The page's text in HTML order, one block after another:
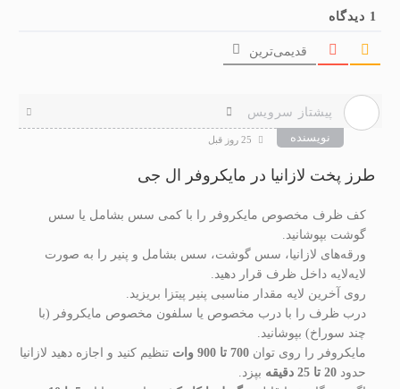
1 دیدگاه
قدیمی‌ترین
پیشتاز سرویس
نویسنده
طرز پخت لازانیا در مایکروفر ال جی
کف ظرف مخصوص مایکروفر را با کمی سس بشامل یا سس
گوشت بپوشانید.
ورقه‌های لازانیا، سس گوشت، سس بشامل و پنیر را به صورت
لایه‌لایه داخل ظرف قرار دهید.
روی آخرین لایه مقدار مناسبی پنیر پیتزا بریزید.
درب ظرف را با درب مخصوص یا سلفون مخصوص مایکروفر (با
چند سوراخ) بپوشانید.
مایکروفر را روی توان 700 تا 900 وات
تنظیم کنید و اجازه دهید لازانیا
حدود 20 تا 25 دقیقه
بپزد.